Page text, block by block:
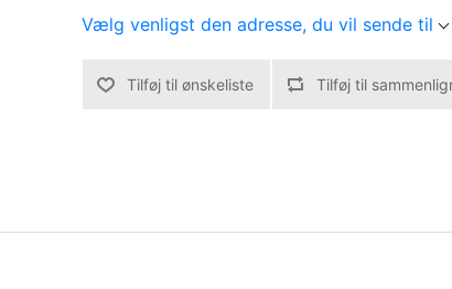
Vælg venligst den adresse, du vil sende til
Tilføj til ønskeliste Tilføj til